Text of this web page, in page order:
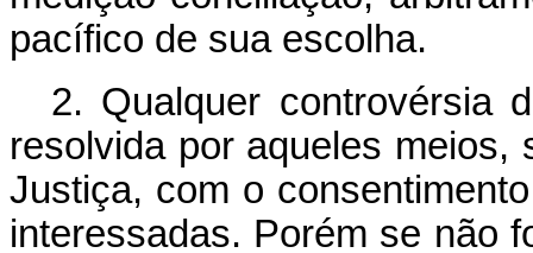
pacífico de sua escolha.
2. Qualquer controvérsia
resolvida por aqueles meios,
Justiça, com o
interessadas. Porém se não